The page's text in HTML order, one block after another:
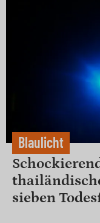
Blaulicht
sieben